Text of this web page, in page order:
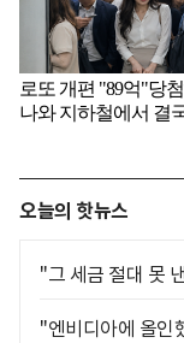
오늘의 핫뉴스
"그 세금 절대 못
"엔비디아에 올인